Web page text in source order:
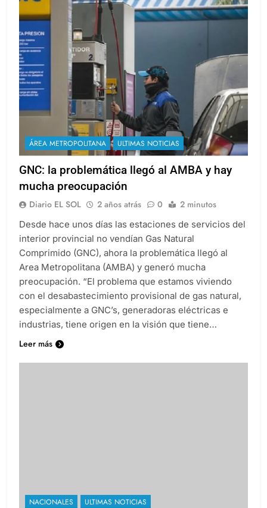
ÁREA METROPOLITANA ULTIMAS NOTICIAS
GNC: la problemática llegó al AMBA y hay
mucha preocupación
Diario EL SOL 2 años atrás 0 2 minutos
Desde hace unos días las estaciones de servicios del
interior provincial no vendían Gas Natural
Comprimido (GNC), ahora la problemática llegó al
Area Metropolitana (AMBA) y generó mucha
preocupación. “El problema que estamos viviendo
con el desabastecimiento provisional de gas natural,
especialmente a GNC’s, generadoras eléctricas e
industrias, tiene origen en la visión que tiene…
Leer más
NACIONALES ULTIMAS NOTICIAS